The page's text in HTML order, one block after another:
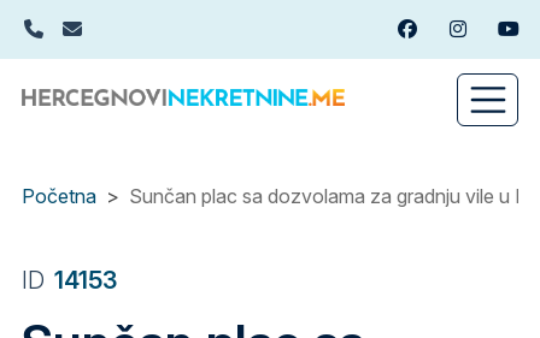
Skip
content
+382(0)67 449 988
info@hercegnovinekretnine.me FacebookInstagram
Početna Sunčan plac sa dozvolama za gradnju vile u
ID 14153